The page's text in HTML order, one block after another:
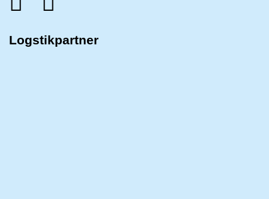
Logstikpartner